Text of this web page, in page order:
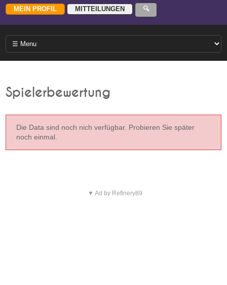
Spielerbewertung
Die Data sind noch nich verfügbar. Probieren Sie später
noch einmal.
▼ Ad by Refinery89